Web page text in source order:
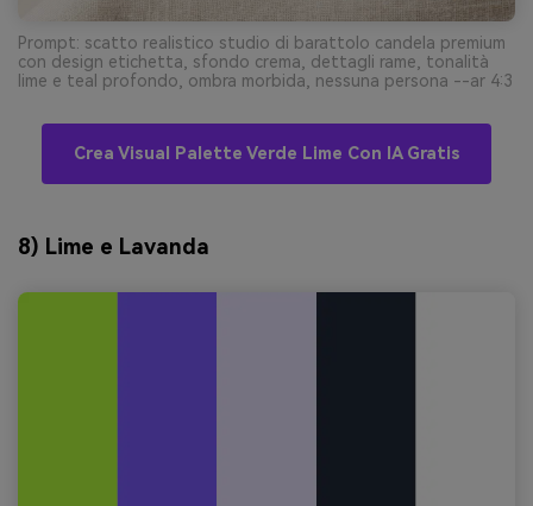
Prompt: scatto realistico studio di barattolo candela premium
con design etichetta, sfondo crema, dettagli rame, tonalità
lime e teal profondo, ombra morbida, nessuna persona --ar 4:3
Crea Visual Palette Verde Lime Con IA Gratis
8) Lime e Lavanda